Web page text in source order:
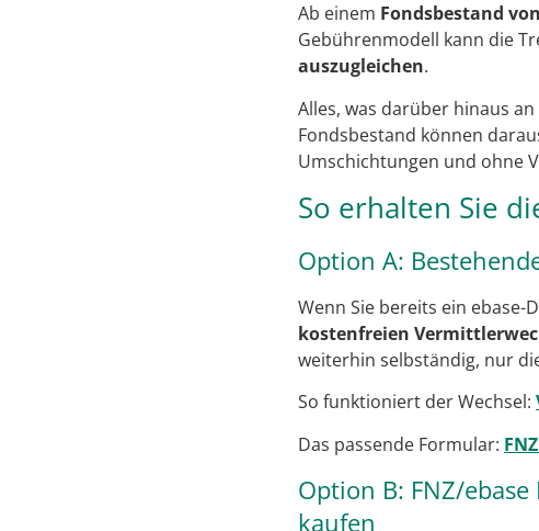
Ab einem Fondsbestand
Gebührenmodell kann die
auszugleichen.
Alles, was darüber hinaus
Fondsbestand können
Umschichtungen und ohne
So erhalten Sie
Option A:
Wenn Sie bereits ein ebase-
kostenfreien
weiterhin selbständig, nur
So funktioniert der Wechsel:
Das passende Formular:
Option B: FNZ/
kaufen